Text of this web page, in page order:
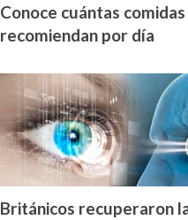
Conoce cuántas comidas
recomiendan por día
Británicos recuperaron